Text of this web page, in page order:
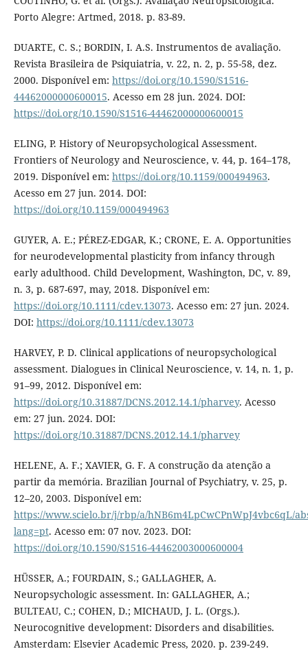
Porto Alegre: Artmed, 2018. p. 83-89.
DUARTE, C. S.; BORDIN, I. A.S. Instrumentos de avaliação.
Revista Brasileira de Psiquiatria, v. 22, n. 2, p. 55-58, dez.
2000. Disponível em: https://doi.org/10.1590/S1516-
44462000000600015. Acesso em 28 jun. 2024. DOI:
https://doi.org/10.1590/S1516-44462000000600015
ELING, P. History of Neuropsychological Assessment.
Frontiers of Neurology and Neuroscience, v. 44, p. 164–178,
2019. Disponível em: https://doi.org/10.1159/000494963.
Acesso em 27 jun. 2014. DOI:
https://doi.org/10.1159/000494963
GUYER, A. E.; PÉREZ-EDGAR, K.; CRONE, E. A. Opportunities
for neurodevelopmental plasticity from infancy through
early adulthood. Child Development, Washington, DC, v. 89,
n. 3, p. 687-697, may, 2018. Disponível em:
https://doi.org/10.1111/cdev.13073. Acesso em: 27 jun. 2024.
DOI: https://doi.org/10.1111/cdev.13073
HARVEY, P. D. Clinical applications of neuropsychological
assessment. Dialogues in Clinical Neuroscience, v. 14, n. 1, p.
91–99, 2012. Disponível em:
https://doi.org/10.31887/DCNS.2012.14.1/pharvey. Acesso
em: 27 jun. 2024. DOI:
https://doi.org/10.31887/DCNS.2012.14.1/pharvey
HELENE, A. F.; XAVIER, G. F. A construção da atenção a
partir da memória. Brazilian Journal of Psychiatry, v. 25, p.
12–20, 2003. Disponível em:
https://www.scielo.br/j/rbp/a/hNB6m4LpCwCPnWpJ4vbc6qL/
lang=pt. Acesso em: 07 nov. 2023. DOI:
https://doi.org/10.1590/S1516-44462003000600004
HÜSSER, A.; FOURDAIN, S.; GALLAGHER, A.
Neuropsychologic assessment. In: GALLAGHER, A.;
BULTEAU, C.; COHEN, D.; MICHAUD, J. L. (Orgs.).
Neurocognitive development: Disorders and disabilities.
Amsterdam: Elsevier Academic Press, 2020. p. 239-249.